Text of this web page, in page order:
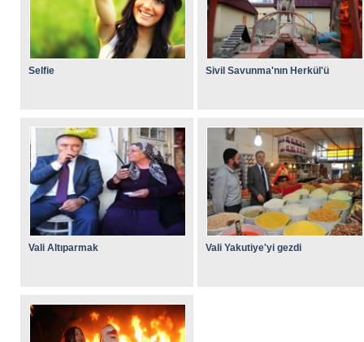
Selfie Sivil Savunma'nın Herkül'ü
Vali Altıparmak Vali Yakutiye'yi gezdi